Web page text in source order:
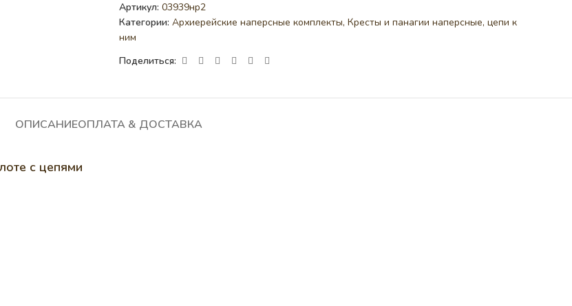
Артикул: 03939нр2
Категории: Архиерейские наперсные комплекты, Кресты и панагии наперсные, цепи к
ним
Поделиться:
ОПИСАНИЕОПЛАТА & ДОСТАВКА
с цепями